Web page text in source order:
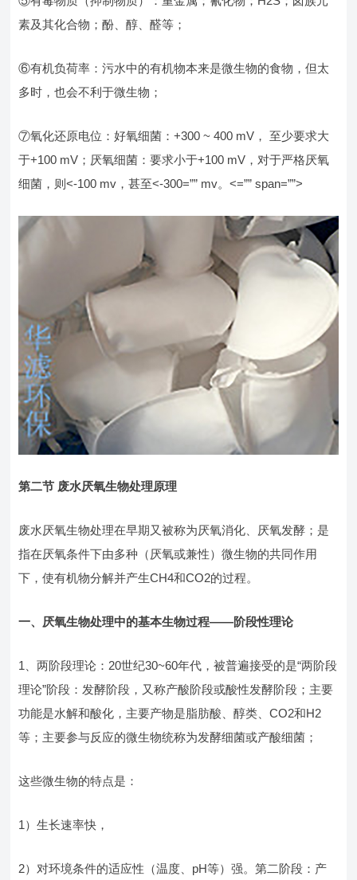
素及其化合物；酚、醇、醛等；
⑥有机负荷率：污水中的有机物本来是微生物的食物，但太
多时，也会不利于微生物；
⑦氧化还原电位：好氧细菌：+300 ~ 400 mV， 至少要求大
于+100 mV；厌氧细菌：要求小于+100 mV，对于严格厌氧
细菌，则<-100 mv，甚至<-300=”” mv。<=”” span=””>
第二节 废水厌氧生物处理原理
废水厌氧生物处理在早期又被称为厌氧消化、厌氧发酵；是
指在厌氧条件下由多种（厌氧或兼性）微生物的共同作用
下，使有机物分解并产生CH4和CO2的过程。
一、厌氧生物处理中的基本生物过程——阶段性理论
1、两阶段理论：20世纪30~60年代，被普遍接受的是“两阶段
理论”阶段：发酵阶段，又称产酸阶段或酸性发酵阶段；主要
功能是水解和酸化，主要产物是脂肪酸、醇类、CO2和H2
等；主要参与反应的微生物统称为发酵细菌或产酸细菌；
这些微生物的特点是：
1）生长速率快，
2）对环境条件的适应性（温度、pH等）强。第二阶段：产